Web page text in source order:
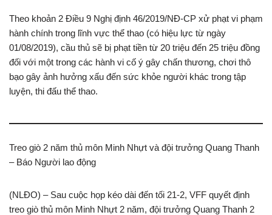
Theo khoản 2 Điều 9 Nghị định 46/2019/NĐ-CP xử phạt vi phạm
hành chính trong lĩnh vực thể thao (có hiệu lực từ ngày
01/08/2019), cầu thủ sẽ bị phạt tiền từ 20 triệu đến 25 triệu đồng
đối với một trong các hành vi cố ý gây chấn thương, chơi thô
bạo gây ảnh hưởng xấu đến sức khỏe người khác trong tập
luyện, thi đấu thể thao.
Treo giò 2 năm thủ môn Minh Nhựt và đội trưởng Quang Thanh
– Báo Người lao động
(NLĐO) – Sau cuộc họp kéo dài đến tối 21-2, VFF quyết định
treo giò thủ môn Minh Nhựt 2 năm, đội trưởng Quang Thanh 2